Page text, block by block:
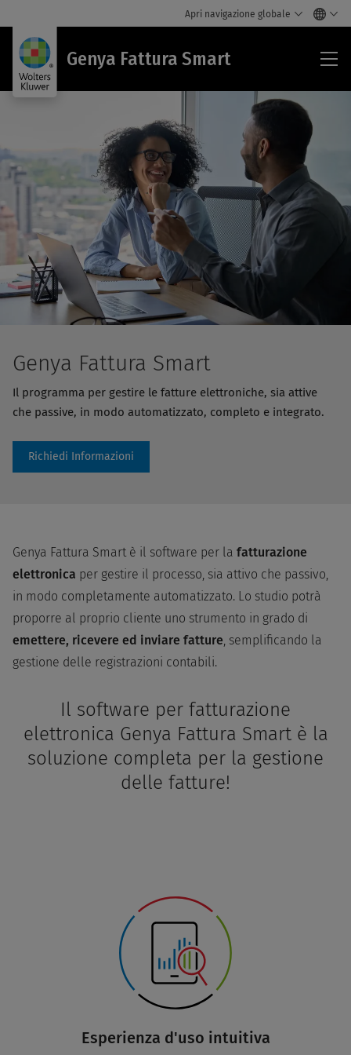
Apri navigazione globale
Genya Fattura Smart
Genya Fattura Smart
Il programma per gestire le fatture elettroniche, sia attive
che passive, in modo automatizzato, completo e integrato.
Richiedi Informazioni
Genya Fattura Smart è il software per la fatturazione
elettronica per gestire il processo, sia attivo che passivo,
in modo completamente automatizzato. Lo studio potrà
proporre al proprio cliente uno strumento in grado di
emettere, ricevere ed inviare fatture, semplificando la
gestione delle registrazioni contabili.
Il software per fatturazione
elettronica Genya Fattura Smart è la
soluzione completa per la gestione
delle fatture!
Esperienza d'uso intuitiva